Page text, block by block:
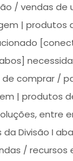
/ vendas de
| produtos
comprar /
| produtos
entre
Divisão I
/ recursos